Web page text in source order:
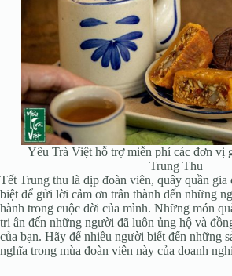
Yêu Trà Việt hỗ trợ miễn phí các đơn vị
Trung Thu
Tết Trung thu là dịp đoàn viên, quây quần gia
biệt để gửi lời cảm ơn trân thành đến những
hành trong cuộc đời của mình. Những món
tri ân đến những người đã luôn ủng hộ và
của bạn. Hãy để nhiều người biết đến những
nghĩa trong mùa đoàn viên này của doanh